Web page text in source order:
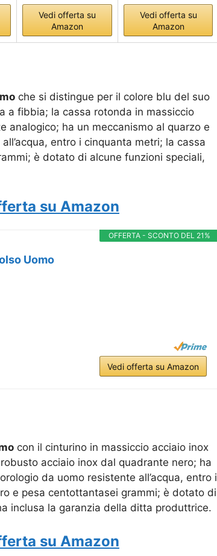
Vedi offerta su
Amazon
Vedi offerta su
Amazon
che si distingue per il colore blu del suo
a fibbia; la cassa rotonda in massiccio
analogico; ha un meccanismo al quarzo e
entro i cinquanta metri; la cassa
è dotato di alcune funzioni speciali,
su Amazon
OFFERTA - SCONTO DEL 21%
Uomo
Vedi offerta su Amazon
con il cinturino in massiccio acciaio inox
acciaio inox dal quadrante nero; ha
da uomo resistente all’acqua, entro i
e pesa centottantasei grammi; è dotato di
inclusa la garanzia della ditta produttrice.
su Amazon